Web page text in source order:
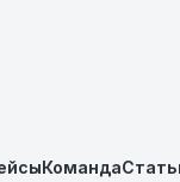
Команда